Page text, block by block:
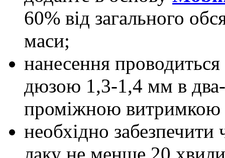
60% від загального
маси;
нанесення проводиться
дюзою 1,3-1,4 мм в
проміжною
необхідно